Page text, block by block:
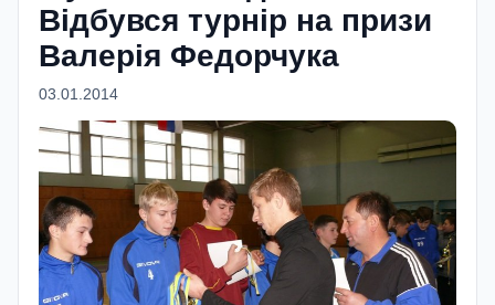
Відбувся турнір на призи
Валерія Федорчука
03.01.2014